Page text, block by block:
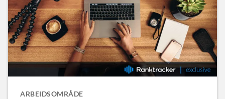
ARBEIDSOMRÅDE